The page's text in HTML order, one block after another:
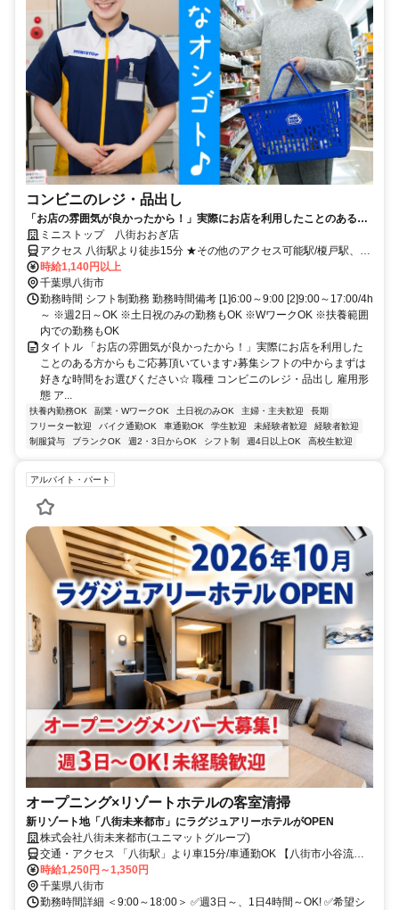
コンビニのレジ・品出し
「お店の雰囲気が良かったから！」実際にお店を利用したことのある方
からもご応募頂いています♪募集シフトの中からまずは好きな時間をお選
びください☆
ミニストップ 八街おおぎ店
アクセス 八街駅より徒歩15分 ★その他のアクセス可能駅/榎戸駅、日
向駅、南酒々井駅、成東駅 ★県道76号線、大木交差点すぐ
時給1,140円以上
千葉県八街市
勤務時間 シフト制勤務 勤務時間備考 [1]6:00～9:00 [2]9:00～17:00/4h
～ ※週2日～OK ※土日祝のみの勤務もOK ※WワークOK ※扶養範囲
内での勤務もOK
タイトル 「お店の雰囲気が良かったから！」実際にお店を利用した
ことのある方からもご応募頂いています♪募集シフトの中からまずは
好きな時間をお選びください☆ 職種 コンビニのレジ・品出し 雇用形
態 ア...
扶養内勤務OK 副業・WワークOK 土日祝のみOK 主婦・主夫歓迎
長期
フリーター歓迎
バイク通勤OK 車通勤OK 学生歓迎 未経験者歓迎
経験者歓迎
制服貸与
ブランクOK 週2・3日からOK シフト制 週4日以上OK 高校生歓迎
アルバイト・パート
オープニング×リゾートホテルの客室清掃
新リゾート地「八街未来都市」にラグジュアリーホテルがOPEN
株式会社八街未来都市(ユニマットグループ)
交通・アクセス 「八街駅」より車15分/車通勤OK 【八街市小谷流地
区にOPEN！新時代のアクティブリゾートタウン】
時給1,250円～1,350円
千葉県八街市
勤務時間詳細 ＜9:00～18:00＞ ✅週3日～、1日4時間～OK! ✅希望シ